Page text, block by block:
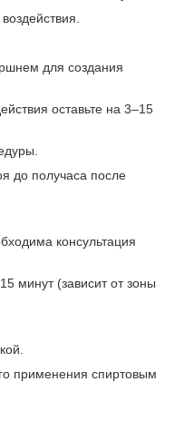
для создания
оставьте на 3–15
до получаса после
консультация
минут (зависит от зоны
применения спиртовым